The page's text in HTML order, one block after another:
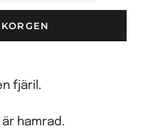
fjäril.
hamrad.